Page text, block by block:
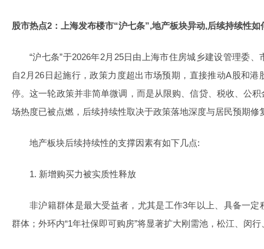
股市热点2：上海发布楼市“沪七条”,地产板块异动,后续持续性如
“沪七条”于2026年2月25日由上海市住房城乡建设管理委
自2月26日起施行，政策力度超出市场预期，直接推动A股和
停。这一轮政策并非简单微调，而是从限购、信贷、税收、公
场热度已被点燃，后续持续性取决于政策落地深度与居民预期修
地产板块后续持续性的支撑因素有如下几点:
1. 新增购买力被实质性释放
非沪籍群体是最大受益者，尤其是工作3年以上、具备一
群体；外环内“1年社保即可购房”将显著扩大刚需池，松江、闵